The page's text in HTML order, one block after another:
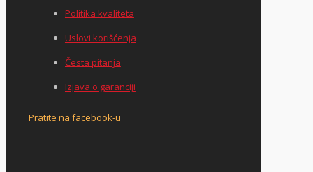
Politika kvaliteta
Uslovi korišćenja
Česta pitanja
Izjava o garanciji
Pratite na facebook-u